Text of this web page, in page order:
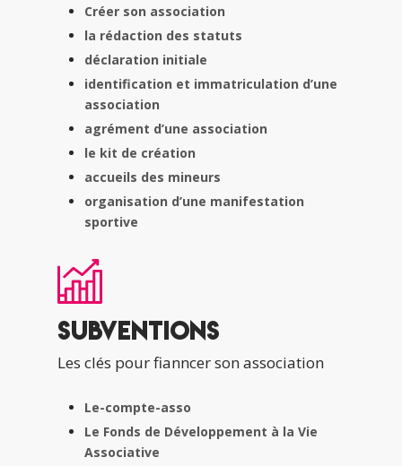
Créer son association
la rédaction des statuts
déclaration initiale
identification et immatriculation d’une
association
agrément d’une association
le kit de création
accueils des mineurs
organisation d’une manifestation
sportive
Subventions
Les clés pour fianncer son association
Le-compte-asso
Le Fonds de Développement à la Vie
Associative